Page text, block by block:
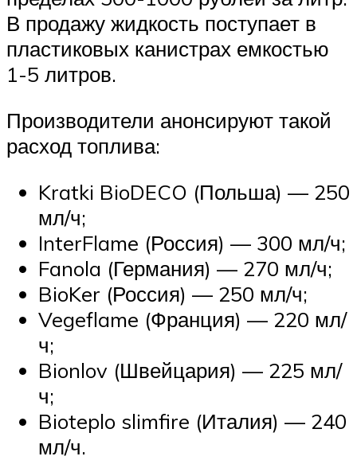
В продажу жидкость поступает в
пластиковых канистрах емкостью
1-5 литров.
Производители анонсируют такой
расход топлива:
Kratki BioDECO (Польша) — 250
мл/ч;
InterFlame (Россия) — 300 мл/ч;
Fanola (Германия) — 270 мл/ч;
BioKer (Россия) — 250 мл/ч;
Vegeflame (Франция) — 220 мл/
ч;
Bionlov (Швейцария) — 225 мл/
ч;
Bioteplo slimfire (Италия) — 240
мл/ч.